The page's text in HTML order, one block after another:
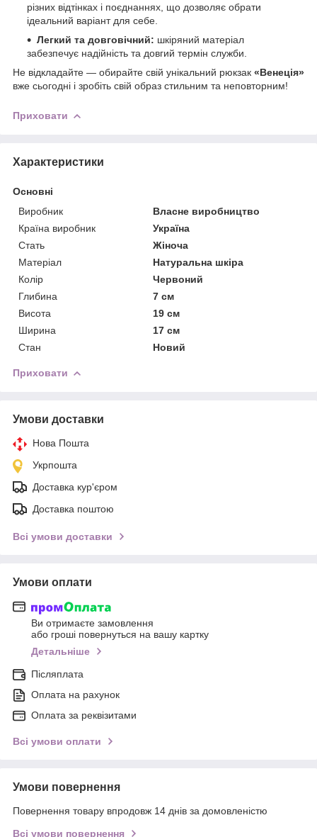
різних відтінках і поєднаннях, що дозволяє обрати
ідеальний варіант для себе.
Легкий та довговічний: шкіряний матеріал
забезпечує надійність та довгий термін служби.
Не відкладайте — обирайте свій унікальний рюкзак «Венеція»
вже сьогодні і зробіть свій образ стильним та неповторним!
Приховати
Характеристики
Основні
Виробник
Власне виробництво
Країна виробник
Україна
Стать
Жіноча
Матеріал
Натуральна шкіра
Колір
Червоний
Глибина
7 см
Висота
19 см
Ширина
17 см
Стан
Новий
Приховати
Умови доставки
Нова Пошта
Укрпошта
Доставка кур'єром
Доставка поштою
Всі умови доставки
Умови оплати
Ви отримаєте замовлення
або гроші повернуться на вашу картку
Детальніше
Післяплата
Оплата на рахунок
Оплата за реквізитами
Всі умови оплати
Умови повернення
Повернення товару впродовж 14 днів за домовленістю
Всі умови повернення